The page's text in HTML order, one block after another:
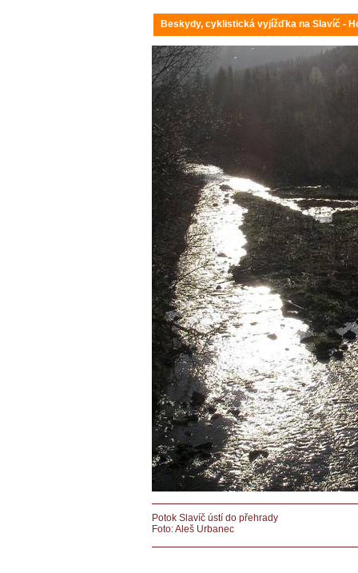
Beskydy, cyklistická vyjížďka na Slavíč -
Potok Slavíč ústí do přehrady
Foto: Aleš Urbanec